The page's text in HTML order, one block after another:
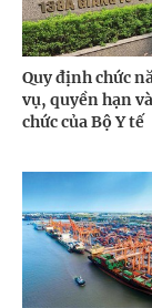
Quy định chức
vụ, quyền hạn
chức của Bộ Y tế